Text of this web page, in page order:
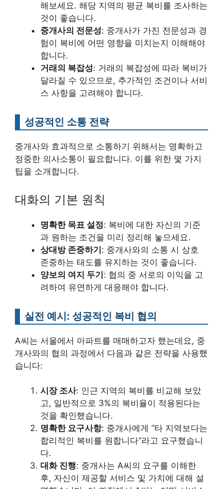
해보세요. 해당 지역의 평균 복비를 조사하는
것이 좋습니다.
중개사의 전문성: 중개사가 가진 전문성과 경
험이 복비에 어떤 영향을 미치는지 이해해야
합니다.
거래의 복잡성: 거래의 복잡성에 따라 복비가
달라질 수 있으므로, 추가적인 조건이나 서비
스 사항을 고려해야 합니다.
성공적인 소통 전략
중개사와 효과적으로 소통하기 위해서는 명확하고
정중한 의사소통이 필요합니다. 이를 위한 몇 가지
팁을 소개합니다.
대화의 기본 원칙
명확한 목표 설정: 복비에 대한 자신의 기준
과 원하는 조건을 미리 정리해 놓으세요.
상대방 존중하기: 중개사와의 소통 시 상호
존중하는 태도를 유지하는 것이 좋습니다.
양보의 여지 두기: 협의 중 서로의 이익을 고
려하여 유연하게 대응해야 합니다.
실전 예시: 성공적인 복비 협의
A씨는 서울에서 아파트를 매매하고자 했는데요, 중
개사와의 협의 과정에서 다음과 같은 전략을 사용했
습니다:
시장 조사: 인근 지역의 복비를 비교해 보았
고, 일반적으로 3%의 복비율이 적용된다는
것을 확인했습니다.
명확한 요구사항: 중개사에게 “타 지역보다는
합리적인 복비를 원합니다”라고 요구했습니
다.
대화 진행: 중개사는 A씨의 요구를 이해한
후, 자신이 제공할 서비스 및 가치에 대해 설